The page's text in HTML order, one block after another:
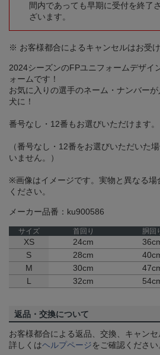
間内であっても早期に受付を終了
ざいます。
※ お客様都合によるキャンセルはお受け
2024シーズンのFPユニフォームデザイ
ォームです！
お気に入りの選手のネーム・ナンバー
犬に！
番号なし・12番もお選びいただけます。
（番号なし・12番をお選びいただいた
いません。）
※画像はイメージです。実物と異なる場
ください。
メーカー品番：ku900586
サイズ 首回り 胴回
XS 24cm
S
28cm
M
30cm
L
32cm
返品・交換について
お客様都合による返品、交換、キャンセ
詳しくはヘルプページをご確認ください